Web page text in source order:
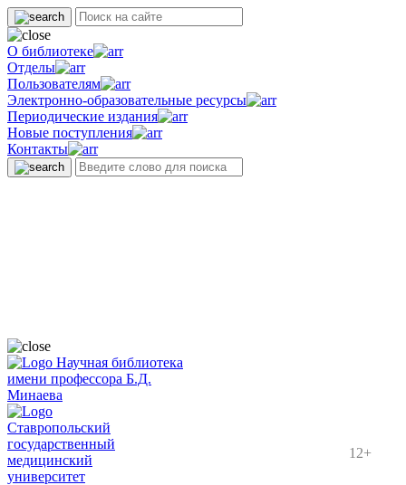
О библиотеке
Отделы
Пользователям
Электронно-образовательные ресурсы
Периодические издания
Новые поступления
Контакты
Научная библиотека
имени профессора Б.Д.
Минаева
Ставропольский
государственный
медицинский
университет
12+